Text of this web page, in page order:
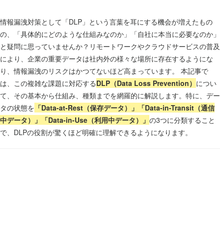
情報漏洩対策として「DLP」という言葉を耳にする機会が増えたもの
の、「具体的にどのような仕組みなのか」「自社に本当に必要なのか」
と疑問に思っていませんか？リモートワークやクラウドサービスの普及
により、企業の重要データは社内外の様々な場所に存在するようにな
り、情報漏洩のリスクはかつてないほど高まっています。 本記事で
は、この複雑な課題に対応するDLP（Data Loss Prevention） につい
て、その基本から仕組み、種類までを網羅的に解説します。特に、デー
タの状態を 「Data-at-Rest（保存データ）」
「Data-in-Transit（通信
中データ）」
「Data-in-Use（利用中データ）」 の3つに分類すること
で、DLPの役割が驚くほど明確に理解できるようになります。